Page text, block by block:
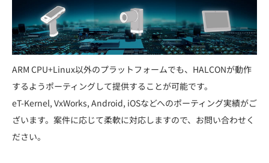
ARM CPU+Linux以外のプラットフォームでも、HALCONが動作
するようポーティングして提供することが可能です。
eT-Kernel, VxWorks, Android, iOSなどへのポーティング実績がご
ざいます。案件に応じて柔軟に対応しますので、お問い合わせく
ださい。